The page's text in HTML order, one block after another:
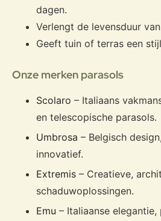
dagen.
Verlengt de levensduur
Geeft tuin of terras een
Onze merken parasols
Scolaro – Italiaans
en telescopische parasols.
Umbrosa – Belgisch
innovatief.
Extremis – Creatieve,
schaduwoplossingen.
Emu – Italiaanse